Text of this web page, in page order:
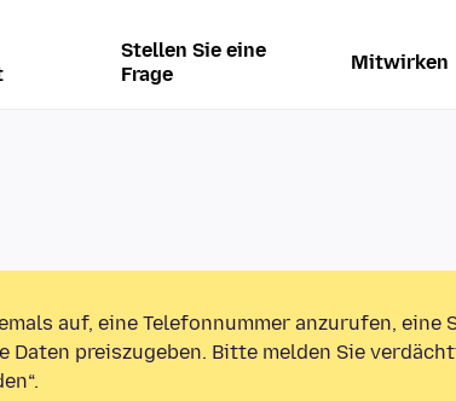
Stellen Sie eine
Frage
Mitwirken
auf, eine Telefonnummer anzurufen, eine
Daten preiszugeben. Bitte melden Sie